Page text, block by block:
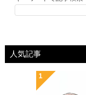
人気記事